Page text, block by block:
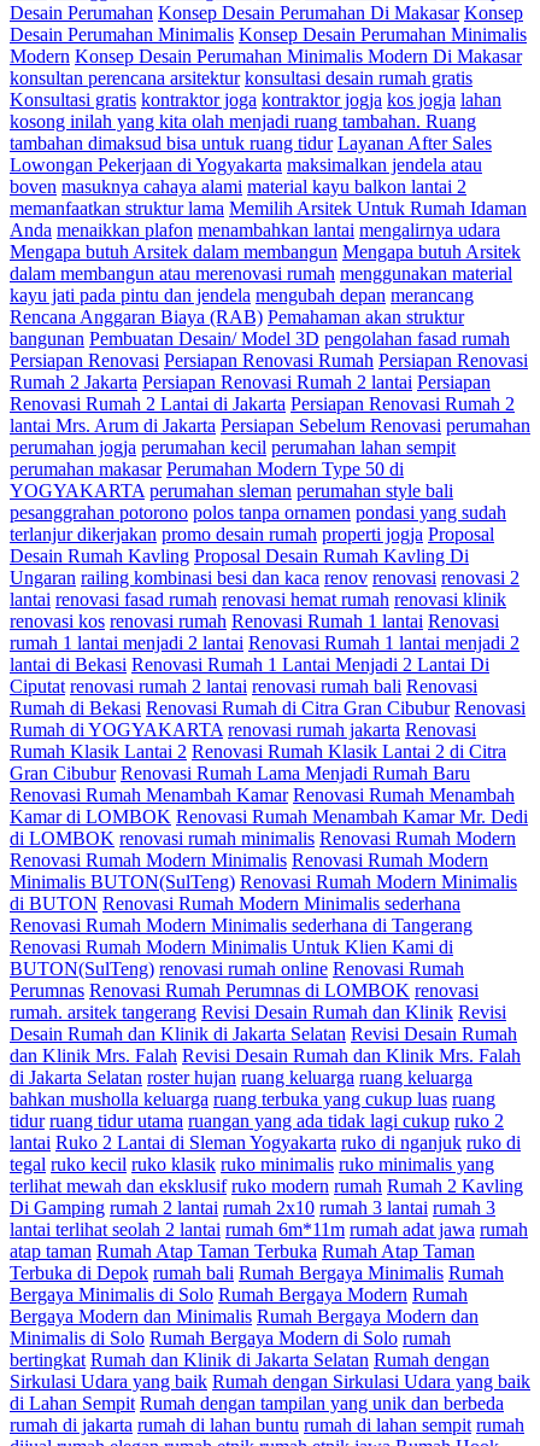
Desain Perumahan Konsep Desain Perumahan Di Makasar Konsep
Desain Perumahan Minimalis Konsep Desain Perumahan Minimalis
Modern Konsep Desain Perumahan Minimalis Modern Di Makasar
konsultan perencana arsitektur konsultasi desain rumah gratis
Konsultasi gratis kontraktor joga kontraktor jogja kos jogja lahan
kosong inilah yang kita olah menjadi ruang tambahan. Ruang
tambahan dimaksud bisa untuk ruang tidur Layanan After Sales
Lowongan Pekerjaan di Yogyakarta maksimalkan jendela atau
boven masuknya cahaya alami material kayu balkon lantai 2
memanfaatkan struktur lama Memilih Arsitek Untuk Rumah Idaman
Anda menaikkan plafon menambahkan lantai mengalirnya udara
Mengapa butuh Arsitek dalam membangun Mengapa butuh Arsitek
dalam membangun atau merenovasi rumah menggunakan material
kayu jati pada pintu dan jendela mengubah depan merancang
Rencana Anggaran Biaya (RAB) Pemahaman akan struktur
bangunan Pembuatan Desain/ Model 3D pengolahan fasad rumah
Persiapan Renovasi Persiapan Renovasi Rumah Persiapan Renovasi
Rumah 2 Jakarta Persiapan Renovasi Rumah 2 lantai Persiapan
Renovasi Rumah 2 Lantai di Jakarta Persiapan Renovasi Rumah 2
lantai Mrs. Arum di Jakarta Persiapan Sebelum Renovasi perumahan
perumahan jogja perumahan kecil perumahan lahan sempit
perumahan makasar Perumahan Modern Type 50 di
YOGYAKARTA perumahan sleman perumahan style bali
pesanggrahan potorono polos tanpa ornamen pondasi yang sudah
terlanjur dikerjakan promo desain rumah properti jogja Proposal
Desain Rumah Kavling Proposal Desain Rumah Kavling Di
Ungaran railing kombinasi besi dan kaca renov renovasi renovasi 2
lantai renovasi fasad rumah renovasi hemat rumah renovasi klinik
renovasi kos renovasi rumah Renovasi Rumah 1 lantai Renovasi
rumah 1 lantai menjadi 2 lantai Renovasi Rumah 1 lantai menjadi 2
lantai di Bekasi Renovasi Rumah 1 Lantai Menjadi 2 Lantai Di
Ciputat renovasi rumah 2 lantai renovasi rumah bali Renovasi
Rumah di Bekasi Renovasi Rumah di Citra Gran Cibubur Renovasi
Rumah di YOGYAKARTA renovasi rumah jakarta Renovasi
Rumah Klasik Lantai 2 Renovasi Rumah Klasik Lantai 2 di Citra
Gran Cibubur Renovasi Rumah Lama Menjadi Rumah Baru
Renovasi Rumah Menambah Kamar Renovasi Rumah Menambah
Kamar di LOMBOK Renovasi Rumah Menambah Kamar Mr. Dedi
di LOMBOK renovasi rumah minimalis Renovasi Rumah Modern
Renovasi Rumah Modern Minimalis Renovasi Rumah Modern
Minimalis BUTON(SulTeng) Renovasi Rumah Modern Minimalis
di BUTON Renovasi Rumah Modern Minimalis sederhana
Renovasi Rumah Modern Minimalis sederhana di Tangerang
Renovasi Rumah Modern Minimalis Untuk Klien Kami di
BUTON(SulTeng) renovasi rumah online Renovasi Rumah
Perumnas Renovasi Rumah Perumnas di LOMBOK renovasi
rumah. arsitek tangerang Revisi Desain Rumah dan Klinik Revisi
Desain Rumah dan Klinik di Jakarta Selatan Revisi Desain Rumah
dan Klinik Mrs. Falah Revisi Desain Rumah dan Klinik Mrs. Falah
di Jakarta Selatan roster hujan ruang keluarga ruang keluarga
bahkan musholla keluarga ruang terbuka yang cukup luas ruang
tidur ruang tidur utama ruangan yang ada tidak lagi cukup ruko 2
lantai Ruko 2 Lantai di Sleman Yogyakarta ruko di nganjuk ruko di
tegal ruko kecil ruko klasik ruko minimalis ruko minimalis yang
terlihat mewah dan eksklusif ruko modern rumah Rumah 2 Kavling
Di Gamping rumah 2 lantai rumah 2x10 rumah 3 lantai rumah 3
lantai terlihat seolah 2 lantai rumah 6m*11m rumah adat jawa rumah
atap taman Rumah Atap Taman Terbuka Rumah Atap Taman
Terbuka di Depok rumah bali Rumah Bergaya Minimalis Rumah
Bergaya Minimalis di Solo Rumah Bergaya Modern Rumah
Bergaya Modern dan Minimalis Rumah Bergaya Modern dan
Minimalis di Solo Rumah Bergaya Modern di Solo rumah
bertingkat Rumah dan Klinik di Jakarta Selatan Rumah dengan
Sirkulasi Udara yang baik Rumah dengan Sirkulasi Udara yang baik
di Lahan Sempit Rumah dengan tampilan yang unik dan berbeda
rumah di jakarta rumah di lahan buntu rumah di lahan sempit rumah